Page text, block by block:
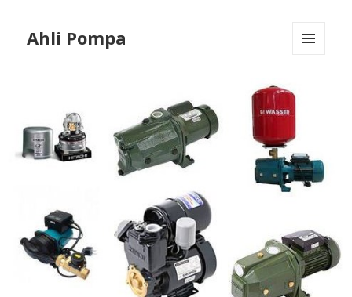
Ahli Pompa